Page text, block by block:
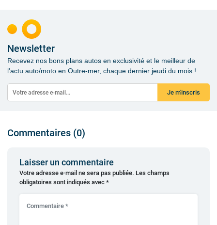
Newsletter
Recevez nos bons plans autos en exclusivité et le meilleur de
l’actu auto/moto en Outre-mer, chaque dernier jeudi du mois !
Je m'inscris
Commentaires (0)
Laisser un commentaire
Votre adresse e-mail ne sera pas publiée. Les champs
obligatoires sont indiqués avec *